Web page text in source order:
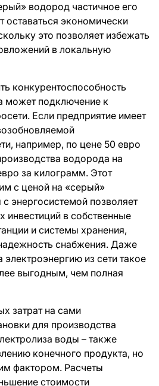
водород частичное его
оставаться экономически
это позволяет избежать
в локальную
конкурентоспособность
может подключение к
Если предприятие имеет
например, по цене 50 евро
водорода на
за килограмм. Этот
с ценой на «серый»
энергосистемой позволяет
инвестиций в собственные
и системы хранения,
снабжения. Даже
из сети такое
выгодным, чем полная
затрат на сами
для производства
воды – также
конечного продукта, но
фактором. Расчеты
стоимости